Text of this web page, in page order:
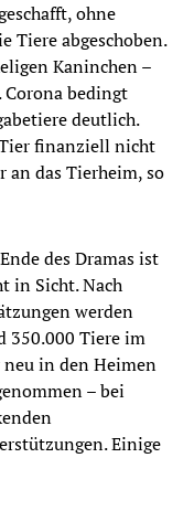
ohne
Tiere abgeschoben.
Kaninchen –
Corona bedingt
deutlich.
finanziell nicht
an das Tierheim, so
des Dramas ist
in Sicht. Nach
werden
350.000 Tiere im
neu in den Heimen
– bei
Einige